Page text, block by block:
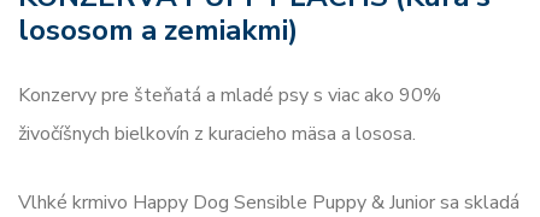
lososom a zemiakmi)
Konzervy pre šteňatá a mladé psy s viac ako 90%
živočíšnych bielkovín z kuracieho mäsa a lososa.
Vlhké krmivo Happy Dog Sensible Puppy & Junior sa skladá